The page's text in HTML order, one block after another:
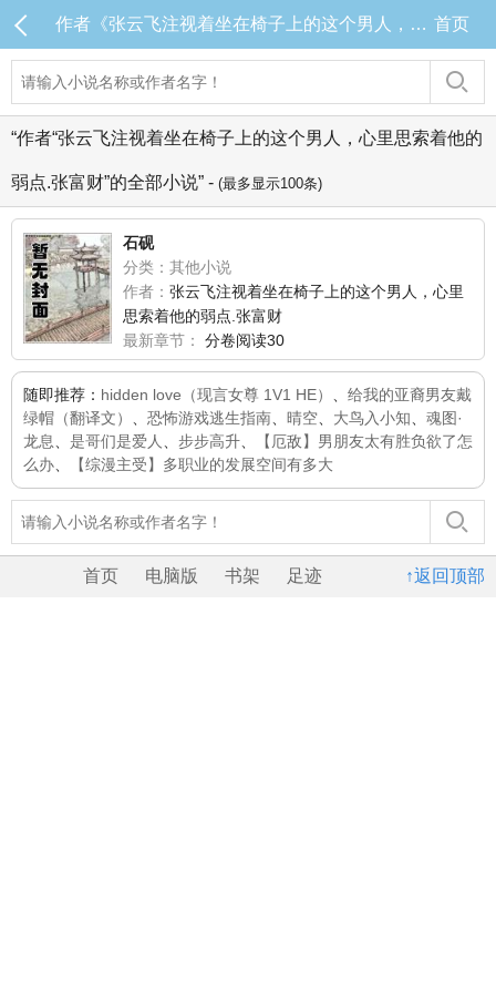
作者《张云飞注视着坐在椅子上的这个男人，心里思索着他的弱点.张富财》的全部小说 首页
“作者“张云飞注视着坐在椅子上的这个男人，心里思索着他的
弱点.张富财”的全部小说” - (最多显示100条)
石砚
分类：其他小说
作者： 张云飞注视着坐在椅子上的这个男人，心里
思索着他的弱点.张富财
最新章节：
分卷阅读30
随即推荐： hidden love（现言女尊 1V1 HE）
给我的亚裔男友戴
绿帽（翻译文）
恐怖游戏逃生指南 晴空 大鸟入小知
魂图·
龙息
是哥们是爱人 步步高升
【厄敌】男朋友太有胜负欲了怎
么办
【综漫主受】多职业的发展空间有多大
↑返回顶部
首页 电脑版 书架 足迹